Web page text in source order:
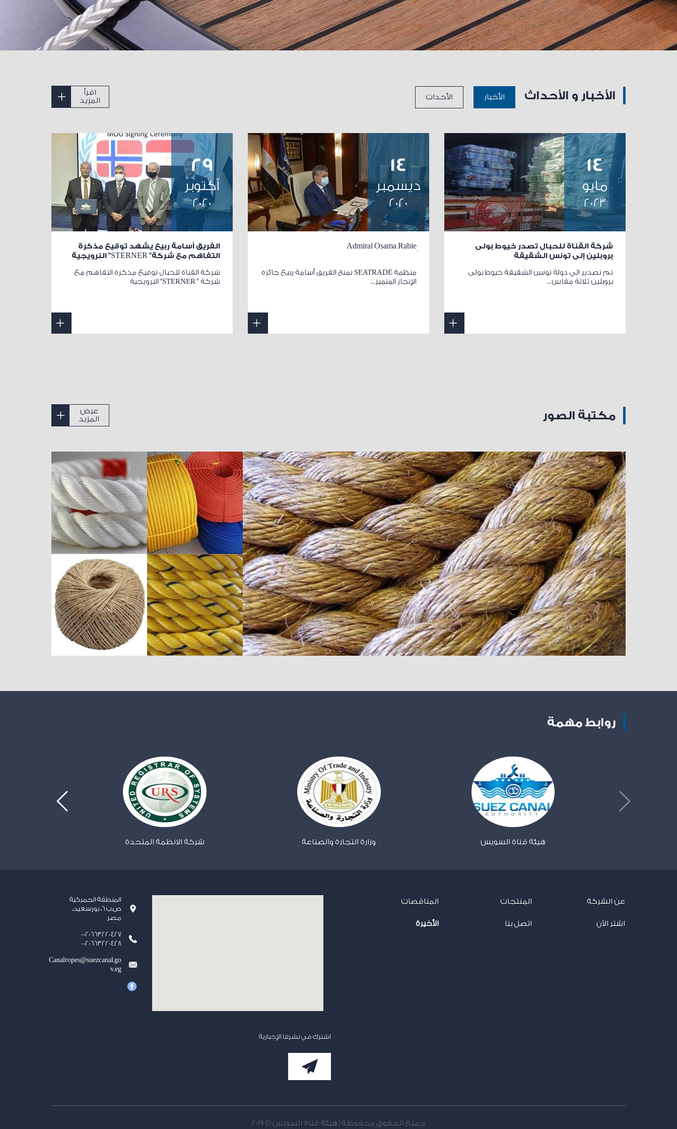
الأخبار و الأحداث الأخبار الأحداث
اقرأ
المزيد
14
مايو
2023
شركة القناة للحبال تصدر خيوط بولى
بروبلين إلى تونس الشقيقة
تم تصدير الي دولة تونس الشقيقة خيوط بولى
بروبلين ثلاثة مقاس...
14
ديسمبر
2020
منظمة SEATRADE تمنح الفريق أسامة ربيع جائزة
الإنجاز المتميز...
29
أكتوبر
2020
الفريق أسامة ربيع يشهد توقيع مذكرة
التفاهم مع شركة" STERNER" النرويجية
شركة القناة للحبال توقيع مذكرة التفاهم مع
شركة " STERNER" النرويجية
مكتبة الصور
عرض
المزيد
روابط مهمة
هيئة قناة السويس وزارة التجارة والصناعة شركة الانظمة المتحدة
عن الشركة المنتجات المناقصات
اشتر الآن اتصل بنا الأخيرة
المنطقة الجمركية
ص.ب 6، بورسعيد،
مصر
0020663220427
0020663220428
Canalropes@suezcanal.go
v.eg
اشترك في نشرتنا الإخبارية
جميع الحقوق محفوظة | هيئة قناة السويس © 2019